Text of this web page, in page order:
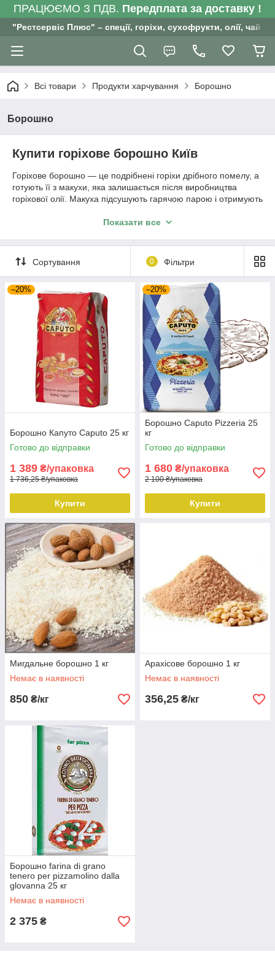
ПРАЦЮЄМО З ПДВ. Передплата за доставку !
"Рестсервіс Плюс" – спеції, горіхи, сухофрукти, олії, чай ,
Всі товари Продукти харчування Борошно
Борошно
Купити горіхове борошно Київ
Горіхове борошно — це подрібнені горіхи дрібного помелу, а
готують її з макухи, яка залишається після виробництва
горіхової олії. Макуха підсушують гарячою парою і отримують
обсмаженими, так і сирими, що впливає на смак та поживні
Показати все
Сортування 0 Фільтри
–20%
Борошно Капуто Caputo 25 кг
Готово до відправки
1 389 ₴/упаковка
1 736,25 ₴/упаковка
Купити
–20%
Борошно Caputo Pizzeria 25
кг
Готово до відправки
1 680 ₴/упаковка
2 100 ₴/упаковка
Купити
Мигдальне борошно 1 кг
Немає в наявності
850 ₴/кг
Арахісове борошно 1 кг
Немає в наявності
356,25 ₴/кг
Борошно farina di grano
tenero per pizzamolino dalla
glovanna 25 кг
Немає в наявності
2 375 ₴